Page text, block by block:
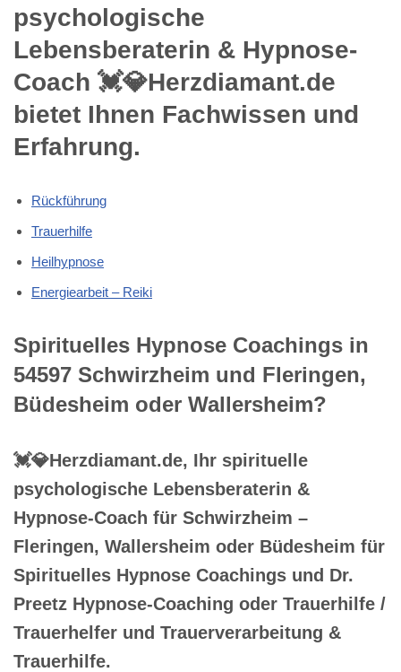
psychologische
Lebensberaterin & Hypnose-
Coach 💓️💎Herzdiamant.de
bietet Ihnen Fachwissen und
Erfahrung.
Rückführung
Trauerhilfe
Heilhypnose
Energiearbeit – Reiki
Spirituelles Hypnose Coachings in
54597 Schwirzheim und Fleringen,
Büdesheim oder Wallersheim?
💓️💎Herzdiamant.de, Ihr spirituelle
psychologische Lebensberaterin &
Hypnose-Coach für Schwirzheim –
Fleringen, Wallersheim oder Büdesheim für
Spirituelles Hypnose Coachings und Dr.
Preetz Hypnose-Coaching oder Trauerhilfe /
Trauerhelfer und Trauerverarbeitung &
Trauerhilfe.